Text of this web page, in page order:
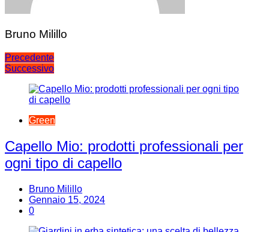
Bruno Milillo
Navigazione
articoli
Precedente
Successivo
Green
Capello Mio: prodotti professionali per
ogni tipo di capello
Bruno Milillo
Gennaio 15, 2024
0